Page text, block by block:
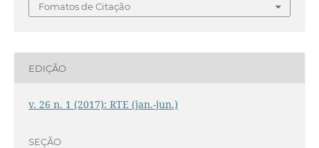
Fomatos de Citação
EDIÇÃO
v. 26 n. 1 (2017): RTE (jan.-jun.)
SEÇÃO